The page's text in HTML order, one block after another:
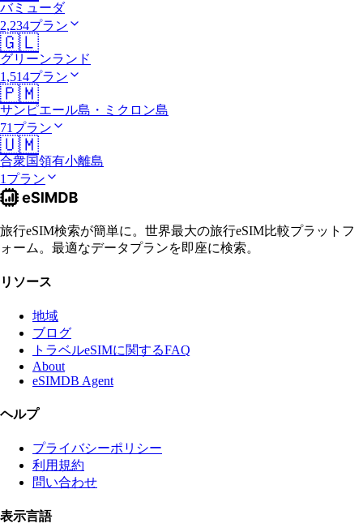
バミューダ
2,234プラン
🇬🇱
グリーンランド
1,514プラン
🇵🇲
サンピエール島・ミクロン島
71プラン
🇺🇲
合衆国領有小離島
1プラン
旅行eSIM検索が簡単に。世界最大の旅行eSIM比較プラットフ
ォーム。最適なデータプランを即座に検索。
リソース
地域
ブログ
トラベルeSIMに関するFAQ
About
eSIMDB Agent
ヘルプ
プライバシーポリシー
利用規約
問い合わせ
表示言語